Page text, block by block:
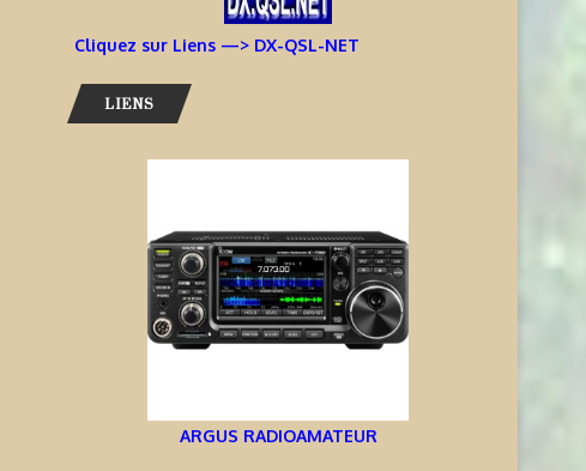
Cliquez sur Liens —> DX-QSL-NET
LIENS
ARGUS RADIOAMATEUR